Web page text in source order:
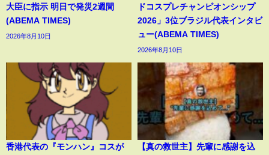
大臣に指示 明日で発災2週間
(ABEMA TIMES)
2026年8月10日
ドコスプレチャンピオンシップ
2026」3位ブラジル代表インタビ
ュー(ABEMA TIMES)
2026年8月10日
香港代表の『モンハン』コスが
【真の救世主】先輩に感謝を込